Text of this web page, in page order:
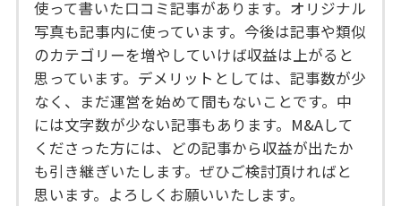
使って書いた口コミ記事があります。オリジナル
写真も記事内に使っています。今後は記事や類似
のカテゴリーを増やしていけば収益は上がると
思っています。デメリットとしては、記事数が少
なく、まだ運営を始めて間もないことです。中
には文字数が少ない記事もあります。M&Aして
くださった方には、どの記事から収益が出たか
も引き継ぎいたします。ぜひご検討頂ければと
思います。よろしくお願いいたします。